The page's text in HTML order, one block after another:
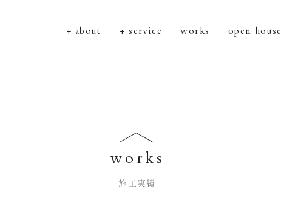
about service works open house
works
施工実績